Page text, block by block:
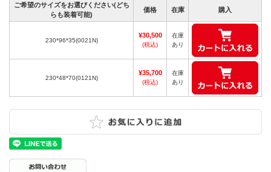
ご希望のサイズをお選びください(どち
らも装着可能)
価格 在庫 購入
230*96*35(0021N)
¥30,500
(税込)
在庫
あり
230*48*70(0121N)
¥35,700
(税込)
在庫
あり